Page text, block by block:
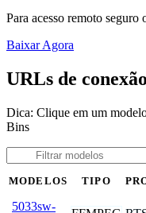
Para acesso remoto seguro
Baixar Agora
URLs de
Dica: Clique em um
Bins
MODELOS TIPO
5033sw-